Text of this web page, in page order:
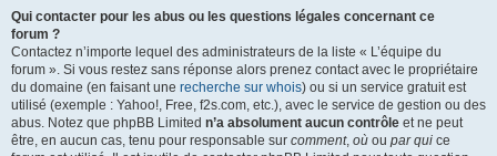
Qui contacter pour les abus ou les questions légales concernant ce
forum ?
Contactez n’importe lequel des administrateurs de la liste « L’équipe du
forum ». Si vous restez sans réponse alors prenez contact avec le propriétaire
du domaine (en faisant une recherche sur whois) ou si un service gratuit est
utilisé (exemple : Yahoo!, Free, f2s.com, etc.), avec le service de gestion ou des
abus. Notez que phpBB Limited n’a absolument aucun contrôle et ne peut
être, en aucun cas, tenu pour responsable sur comment, où ou par qui ce